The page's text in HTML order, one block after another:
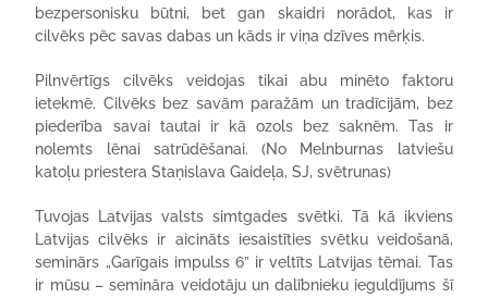
bezpersonisku būtni, bet gan skaidri norādot, kas ir
cilvēks pēc savas dabas un kāds ir viņa dzīves mērķis.
Pilnvērtīgs cilvēks veidojas tikai abu minēto faktoru
ietekmē. Cilvēks bez savām paražām un tradīcijām, bez
piederība savai tautai ir kā ozols bez saknēm. Tas ir
nolemts lēnai satrūdēšanai.(No Melnburnas latviešu
katoļu priestera StaņislavaGaideļa,SJ,svētrunas)
Tuvojas Latvijas valsts simtgades svētki. Tā kā ikviens
Latvijas cilvēks ir aicināts iesaistīties svētku veidošanā,
seminārs „Garīgais impulss 6” ir veltīts Latvijas tēmai. Tas
ir mūsu – semināra veidotāju un dalībnieku ieguldījums šī